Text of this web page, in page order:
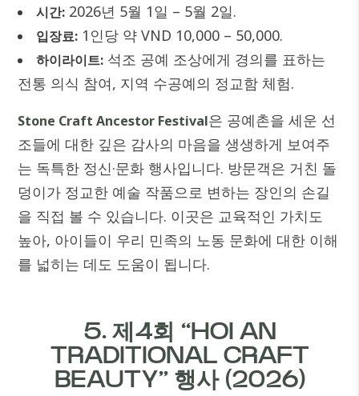
시간: 2026년 5월 1일 – 5월 2일.
입장료: 1인당 약 VND 10,000 – 50,000.
하이라이트: 석조 공예 조상에게 경의를 표하는
전통 의식 참여, 지역 수공예의 정교함 체험.
Stone Craft Ancestor Festival은 공예촌을 세운 선
조들에 대한 깊은 감사의 마음을 생생하게 보여주
는 독특한 정신·문화 행사입니다. 방문객은 거친 돌
덩이가 정교한 예술 작품으로 변하는 장인의 손길
을 직접 볼 수 있습니다. 이곳은 교육적인 가치도
높아, 아이들이 우리 민족의 노동 문화에 대한 이해
를 넓히는 데도 도움이 됩니다.
5. 제4회 “HOI AN
TRADITIONAL CRAFT
BEAUTY” 행사 (2026)